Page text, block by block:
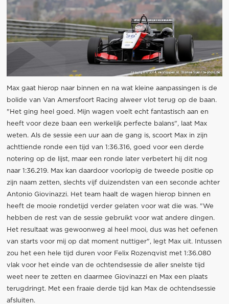
Max gaat hierop naar binnen en na wat kleine aanpassingen is de
bolide van Van Amersfoort Racing alweer vlot terug op de baan.
"Het ging heel goed. Mijn wagen voelt echt fantastisch aan en
heeft voor deze baan een werkelijk perfecte balans", laat Max
weten. Als de sessie een uur aan de gang is, scoort Max in zijn
achttiende ronde een tijd van 1:36.316, goed voor een derde
notering op de lijst, maar een ronde later verbetert hij dit nog
naar 1:36.219. Max kan daardoor voorlopig de tweede positie op
zijn naam zetten, slechts vijf duizendsten van een seconde achter
Antonio Giovinazzi. Het team haalt de wagen hierop binnen en
heeft de mooie rondetijd verder gelaten voor wat die was. "We
hebben de rest van de sessie gebruikt voor wat andere dingen.
Het resultaat was gewoonweg al heel mooi, dus was het oefenen
van starts voor mij op dat moment nuttiger", legt Max uit. Intussen
zou het een hele tijd duren voor Felix Rozenqvist met 1:36.080
vlak voor het einde van de ochtendsessie de aller snelste tijd
weet neer te zetten en daarmee Giovinazzi en Max een plaats
terugdringt. Met een fraaie derde tijd kan Max de ochtendsessie
afsluiten.